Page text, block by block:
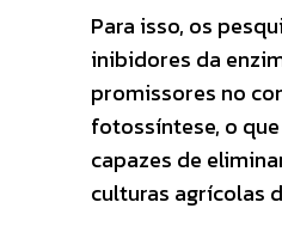
Para isso, os
inibidores da
promissores no
fotossíntese, o
capazes de
culturas agrícolas